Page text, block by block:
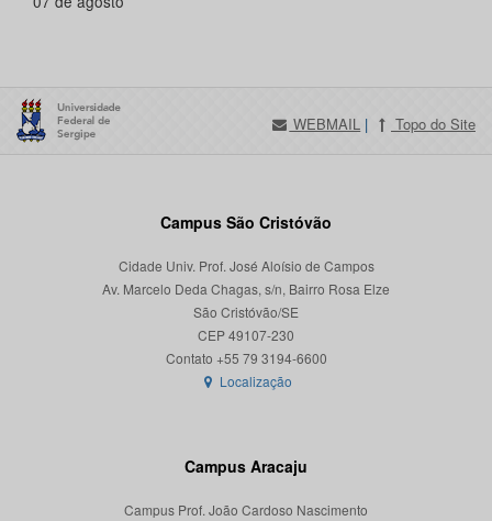
WEBMAIL | Topo do Site
Campus São Cristóvão
Cidade Univ. Prof. José Aloísio de Campos
Av. Marcelo Deda Chagas, s/n, Bairro Rosa Elze
São Cristóvão/SE
CEP 49107-230
Localização
Campus Aracaju
Campus Prof. João Cardoso Nascimento